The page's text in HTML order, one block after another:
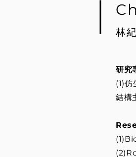
林
研究
(1)
結構